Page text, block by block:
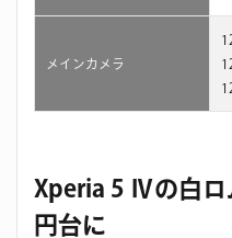
メインカメラ
Xperia 5 Ⅳの白ロ
円台に